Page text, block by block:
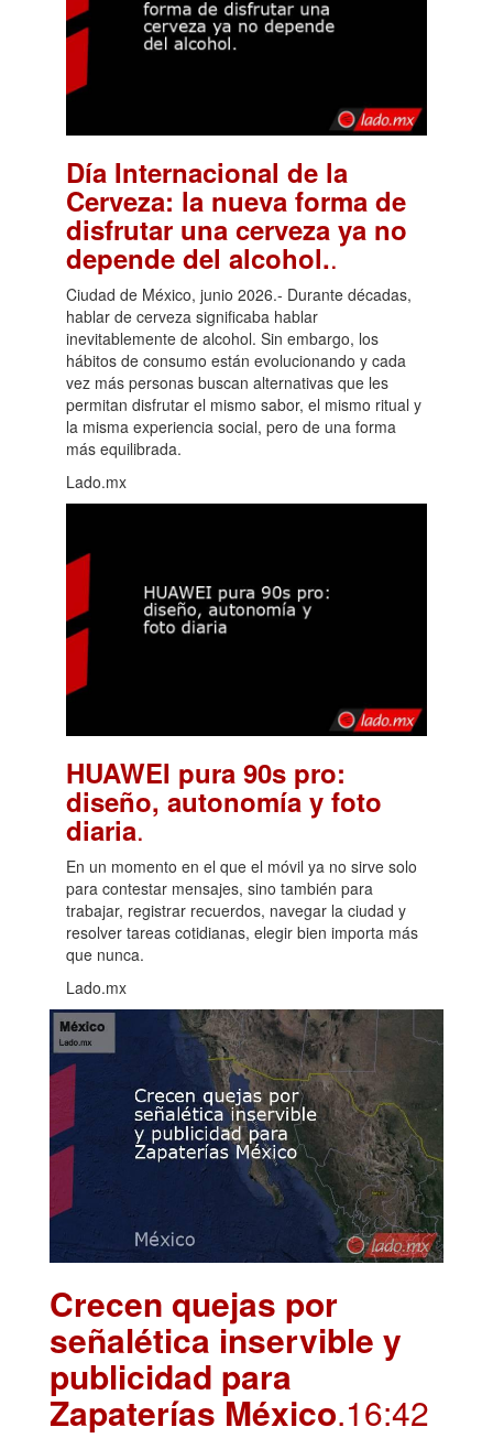
Día Internacional de la
Cerveza: la nueva forma de
disfrutar una cerveza ya no
depende del alcohol..
Ciudad de México, junio 2026.- Durante décadas,
hablar de cerveza significaba hablar
inevitablemente de alcohol. Sin embargo, los
hábitos de consumo están evolucionando y cada
vez más personas buscan alternativas que les
permitan disfrutar el mismo sabor, el mismo ritual y
la misma experiencia social, pero de una forma
más equilibrada.
Lado.mx
HUAWEI pura 90s pro:
diseño, autonomía y foto
diaria.
En un momento en el que el móvil ya no sirve solo
para contestar mensajes, sino también para
trabajar, registrar recuerdos, navegar la ciudad y
resolver tareas cotidianas, elegir bien importa más
que nunca.
Lado.mx
Crecen quejas por
señalética inservible y
publicidad para
Zapaterías México.16:42